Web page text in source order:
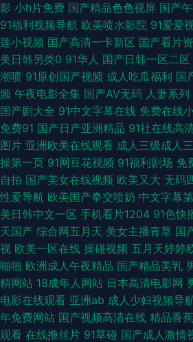
观看 久久福利呀 成人无码视频AA丹久久
wwwwww6区 欧美性爱第1页 91.z AV资源网大
月花网站 丝袜脚交五月天 岛国在线视频 狼友天
情 天堂网AV手机版 激情丁香社区 www无码av
网址 狠狠干香蕉 加勒比官方成人视频 高清不卡
幕人妻无码 日韩欧美久久 欧美日韩吃瓜综合 91
色五月咪咪 91精品论坛 欧美日韩中文视频 黄
产草草麻豆浮力影院 日本后入视频 午夜爽爽免
网 Www五月天 超碰人人989 久久密臀AV 韩国
试看 国产后入黑丝 激情人妻av 97伊人网 五月
影 小h片免费 国产精品色色视屏 国产
91福利视频导航 欧美喷水影院 91爱爱
莲小视频 国产高清一卡新区 国产看片
美日韩另类0 91华人 国产日韩一区二区
潮喷 91原创国产视频 成人吃瓜福利 国
频 午夜电影全集 国产AV无码 人妻系列
国产剧大全 91中文字幕在线 免费在线
免费91 国产日产亚洲精品 91社在线高
图片 亚洲欧美在线观看 成人三级成人
操第一页 91网豆花视频 91福利剧场 免
自拍 国产美女在线视频 欧美又大 无码
性爱导航 欧美国产拳交喷奶 中文字幕
美日韩中文一区 手机看片1204 91色快
天国产 综合网五月天 美女主播青草 国
视 欧美一区在线 操碰视频 五月天婷婷
啪啪 欧洲成人午夜精品 国产精品美乳
精网站 18成年人网站 日本高清电影网
电影在线观看 亚洲ab 成人少妇视频导
年免费网站 国产视频高清在线 精品香蕉
观看 在线撸丝片 91草碰 国产成人激情